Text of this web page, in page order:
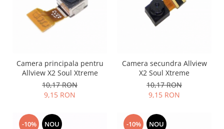
ALCATEL
E-BODA
Google
MEIZU
Camera principala pentru
Allview X2 Soul Xtreme
10,17 RON
9,15 RON
Camera secundra Allview
X2 Soul Xtreme
10,17 RON
9,15 RON
-10% NOU -10% NOU